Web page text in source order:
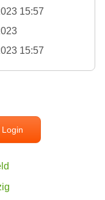
15:57
15:57
Login